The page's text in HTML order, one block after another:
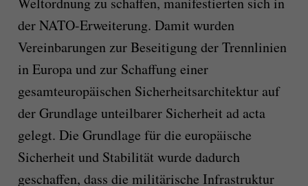
der NATO-Erweiterung. Damit wurden
Vereinbarungen zur Beseitigung der Trennlinien
in Europa und zur Schaffung einer
gesamteuropäischen Sicherheitsarchitektur auf
der Grundlage unteilbarer Sicherheit ad acta
gelegt. Die Grundlage für die europäische
Sicherheit und Stabilität wurde dadurch
geschaffen, dass die militärische Infrastruktur